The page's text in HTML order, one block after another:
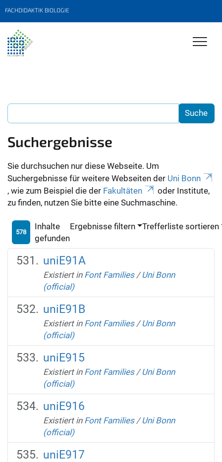
FACHDIDAKTIK BIOLOGIE
Suchergebnisse
Sie durchsuchen nur diese Webseite. Um
Suchergebnisse für weitere Webseiten der Uni Bonn
, wie zum Beispiel die der Fakultäten
oder Institute,
zu finden, nutzen Sie bitte eine Suchmaschine.
578
Inhalte
gefunden
Ergebnisse filtern Trefferliste sortieren
uniE91A
Existiert in Font Families /Uni Bonn
(official)
uniE91B
Existiert in Font Families /Uni Bonn
(official)
uniE915
Existiert in Font Families /Uni Bonn
(official)
uniE916
Existiert in Font Families /Uni Bonn
(official)
uniE917